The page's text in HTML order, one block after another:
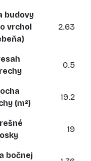
budovy
vrchol
2.63
0.5
(m²)
19.2
19
bočnej